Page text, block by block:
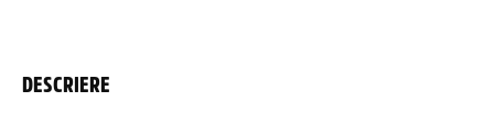
DESCRIERE